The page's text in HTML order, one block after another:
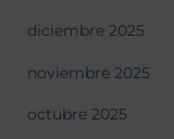
diciembre 2025
noviembre 2025
octubre 2025